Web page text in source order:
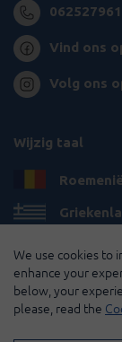
Vind ons
Volg ons
Wijzig taal
Roemenië
Frankrijk
We use cookies to
enhance your
below, your
please, read the